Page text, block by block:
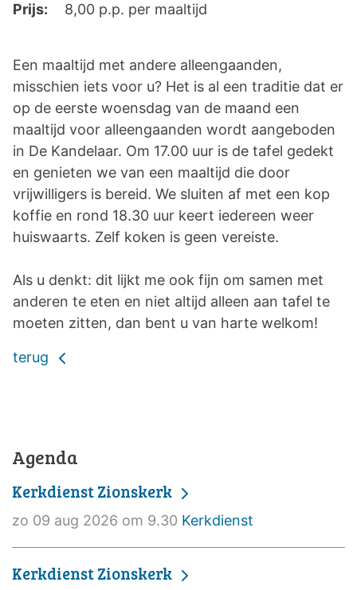
Prijs:
8,00 p.p. per maaltijd
Een maaltijd met andere alleengaanden,
misschien iets voor u? Het is al een traditie dat er
op de eerste woensdag van de maand een
maaltijd voor alleengaanden wordt aangeboden
in De Kandelaar. Om 17.00 uur is de tafel gedekt
en genieten we van een maaltijd die door
vrijwilligers is bereid. We sluiten af met een kop
koffie en rond 18.30 uur keert iedereen weer
huiswaarts. Zelf koken is geen vereiste.
Als u denkt: dit lijkt me ook fijn om samen met
anderen te eten en niet altijd alleen aan tafel te
moeten zitten, dan bent u van harte welkom!
terug
Agenda
Kerkdienst Zionskerk
zo 09 aug 2026 om 9.30 Kerkdienst
Kerkdienst Zionskerk